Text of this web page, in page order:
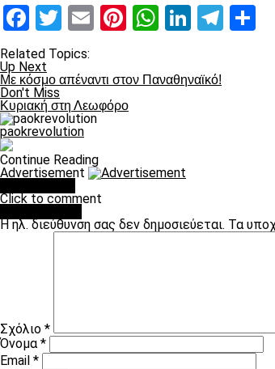
Facebook
Twitter
EmailPinterest
WhatsApp
LinkedIn
Related Topics:
Up Next
Με κόσμο απέναντι στον Παναθηναϊκό!
Don't Miss
Κυριακή στη Λεωφόρο
paokrevolution
Continue Reading
Advertisement
Click to comment
Η ηλ. διεύθυνση σας δεν δημοσιεύεται. Τα
Σχόλιο *
Όνομα*
Email *